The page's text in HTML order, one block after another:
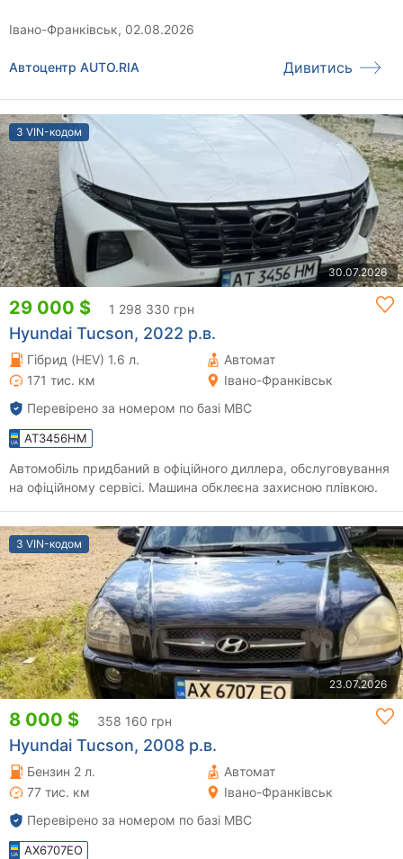
Івано-Франківськ, 02.08.2026
Автоцентр AUTO.RIA Дивитись
З VIN-кодом
30.07.2026
29 000 $ 1 298 330 грн
Hyundai Tucson, 2022 р.в.
Гібрид (HEV) 1.6 л.
Автомат
171 тис. км
Івано-Франківськ
Перевірено за номером по базі МВС
AT3456HM
Автомобіль придбаний в офіційного диллера, обслуговування
на офіційному сервісі. Машина обклеєна захисною плівкою.
З VIN-кодом
23.07.2026
8 000 $ 358 160 грн
Hyundai Tucson, 2008 р.в.
Бензин 2 л.
Автомат
77 тис. км
Івано-Франківськ
Перевірено за номером по базі МВС
AX6707EO